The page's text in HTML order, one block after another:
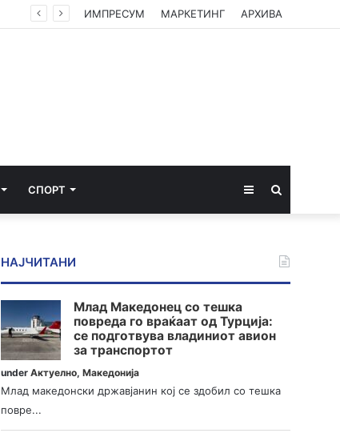
ИМПРЕСУМ МАРКЕТИНГ АРХИВА
СПОРТ Sidebar
НАЈЧИТАНИ
Млад Македонец со тешка
повреда го враќаат од Турција:
се подготвува владиниот авион
за транспортот
underАктуелно,Македонија
Млад македонски државјанин кој се здобил со тешка
повре...